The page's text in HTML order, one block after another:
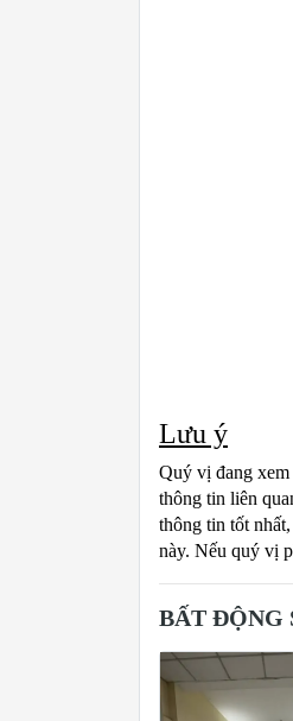
Lưu ý
Quý vị đang
thông tin liên
thông tin tốt
này. Nếu quý vị
BẤT ĐỘNG